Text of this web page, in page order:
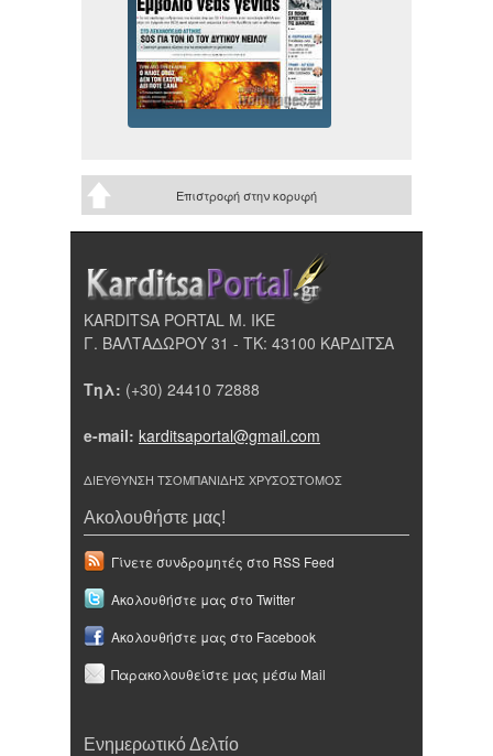
Επιστροφή στην κορυφή
KARDITSA PORTAL Μ. ΙΚΕ
Γ. ΒΑΛΤΑΔΩΡΟΥ 31 - ΤΚ: 43100 ΚΑΡΔΙΤΣΑ
Τηλ: (+30) 24410 72888
e-mail: karditsaportal@gmail.com
ΔΙΕΥΘΥΝΣΗ ΤΣΟΜΠΑΝΙΔΗΣ ΧΡΥΣΟΣΤΟΜΟΣ
Ακολουθήστε μας!
Γίνετε συνδρομητές στο RSS Feed
Ακολουθήστε μας στο Twitter
Ακολουθήστε μας στο Facebook
Παρακολουθείστε μας μέσω Mail
Ενημερωτικό Δελτίο